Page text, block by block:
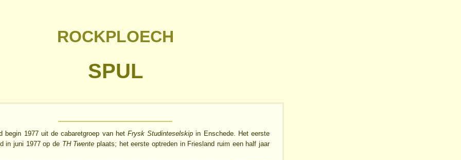
ROCKPLOECH
SPUL
begin 1977 uit de cabaretgroep van het Frysk Studinteselskip in Enschede. Het eerste
in juni 1977 op de TH Twente plaats; het eerste optreden in Friesland ruim een half jaar